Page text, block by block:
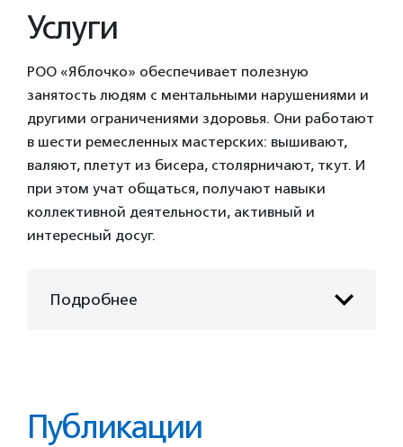
Услуги
РОО «Яблочко» обеспечивает полезную
занятость людям с ментальными нарушениями и
другими ограничениями здоровья. Они работают
в шести ремесленных мастерских: вышивают,
валяют, плетут из бисера, столярничают, ткут. И
при этом учат общаться, получают навыки
коллективной деятельности, активный и
интересный досуг.
Подробнее
Публикации